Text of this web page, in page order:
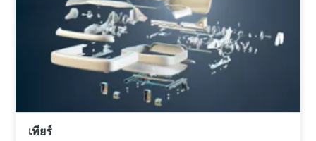
เทียร์